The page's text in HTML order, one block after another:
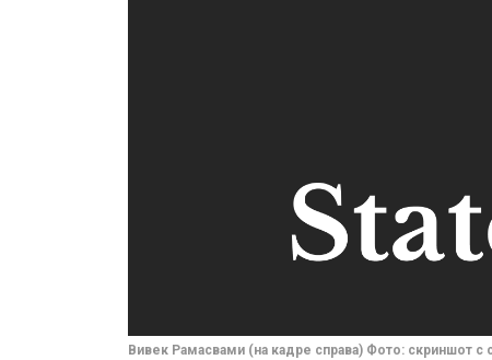
Вивек Рамасвами (на кадре справа) Фото: скриншот с